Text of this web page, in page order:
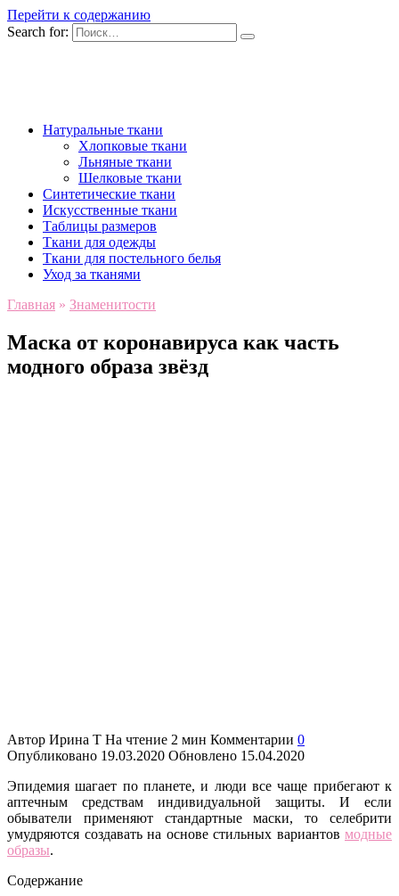
Перейти к содержанию
Search for:
Натуральные ткани
Хлопковые ткани
Льняные ткани
Шелковые ткани
Синтетические ткани
Искусственные ткани
Таблицы размеров
Ткани для одежды
Ткани для постельного белья
Уход за тканями
Главная » Знаменитости
Маска от коронавируса как часть
модного образа звёзд
Автор Ирина Т На чтение 2 мин Комментарии 0
Опубликовано 19.03.2020 Обновлено 15.04.2020
Эпидемия шагает по планете, и люди все чаще прибегают к
аптечным средствам индивидуальной защиты. И если
обыватели применяют стандартные маски, то селебрити
умудряются создавать на основе стильных вариантов модные
образы.
Содержание